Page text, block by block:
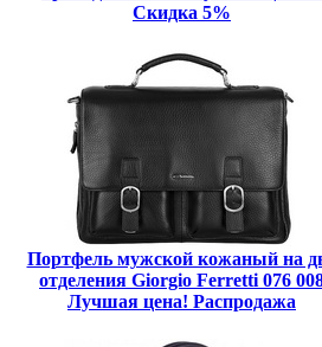
Скидка 5%
Портфель мужской кожаный на
отделения Giorgio Ferretti 076
Лучшая цена! Распродажа